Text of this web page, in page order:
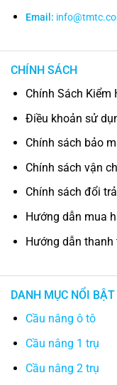
Email:
CHÍNH SÁCH
Chính Sách Kiểm
Điều khoản sử
Chính sách bảo
Chính sách vận
Chính sách đổi trả
Hướng dẫn mua
Hướng dẫn thanh
DANH MỤC NỔI BẬT
Cầu nâng ô tô
Cầu nâng 1 trụ
Cầu nâng 2 trụ